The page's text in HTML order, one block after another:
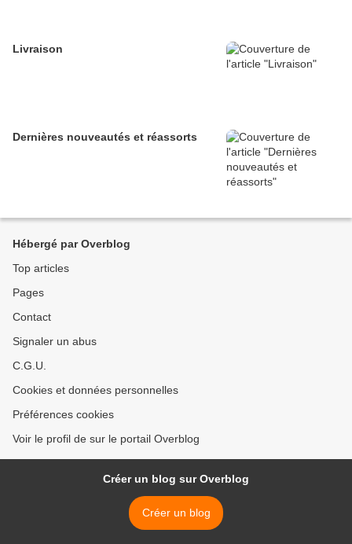
Livraison
Dernières nouveautés et réassorts
Hébergé par Overblog
Top articles
Pages
Contact
Signaler un abus
C.G.U.
Cookies et données personnelles
Préférences cookies
Voir le profil de sur le portail Overblog
Créer un blog sur Overblog
Créer un blog